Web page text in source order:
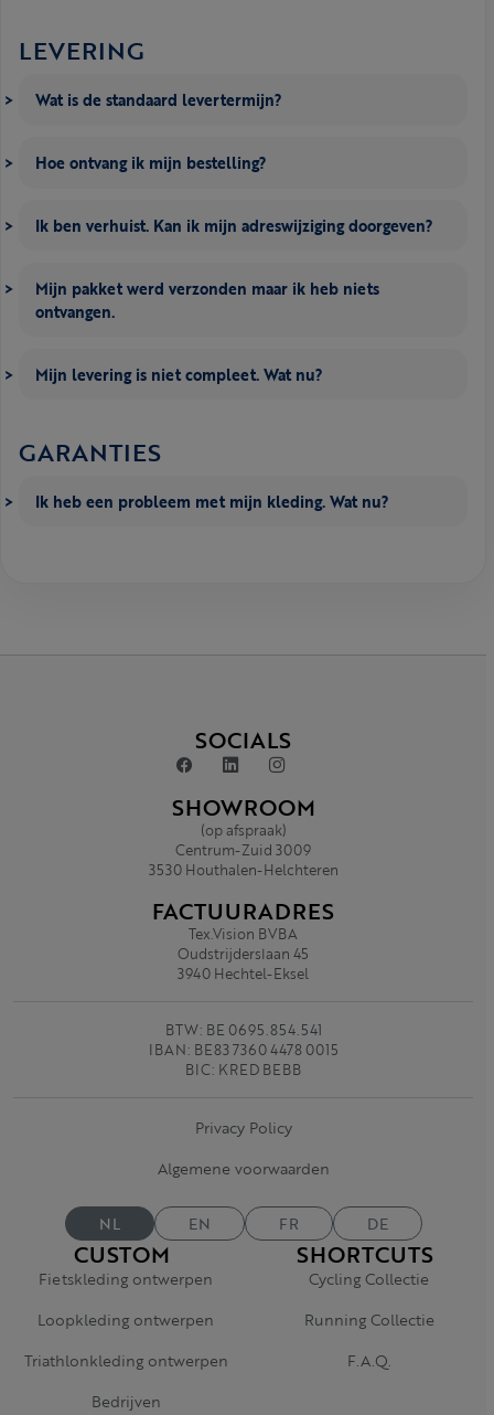
LEVERING
Wat is de standaard levertermijn?
Hoe ontvang ik mijn bestelling?
Ik ben verhuist. Kan ik mijn adreswijziging doorgeven?
Mijn pakket werd verzonden maar ik heb niets
ontvangen.
Mijn levering is niet compleet. Wat nu?
GARANTIES
Ik heb een probleem met mijn kleding. Wat nu?
CUSTOM
Fietskleding ontwerpen
Loopkleding ontwerpen
Triathlonkleding ontwerpen
Bedrijven
SHORTCUTS
Cycling Collectie
Running Collectie
F.A.Q.
SOCIALS
SHOWROOM
(op afspraak)
Centrum-Zuid 3009
3530 Houthalen-Helchteren
FACTUURADRES
Tex.Vision BVBA
Oudstrijderslaan 45
3940 Hechtel-Eksel
BTW: BE 0695.854.541
IBAN: BE83 7360 4478 0015
BIC: KRED BEBB
Privacy Policy
Algemene voorwaarden
NL EN FR DE